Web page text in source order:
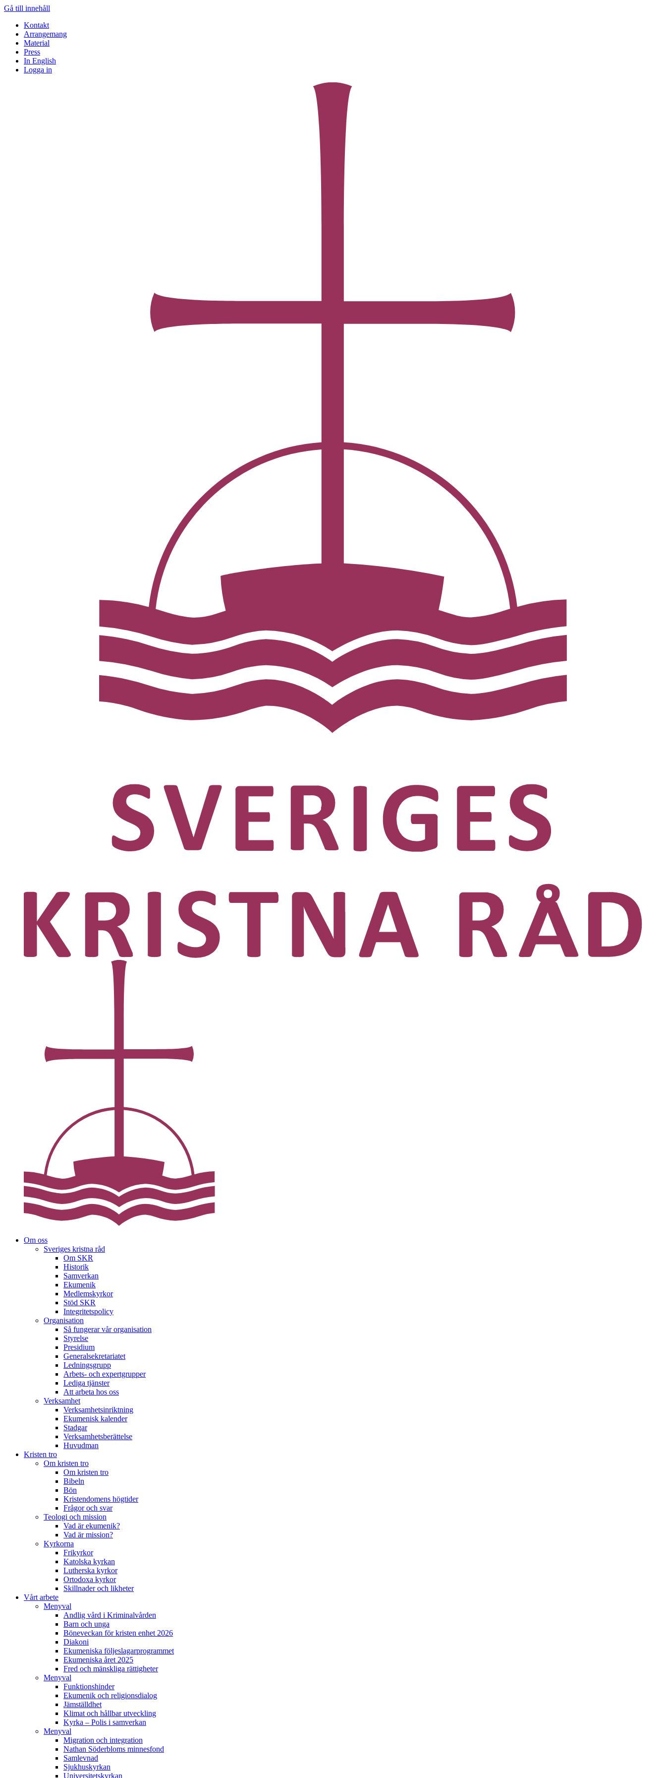
Gå till innehåll
Kontakt
Arrangemang
Material
Press
In English
Logga in
Om oss
Sveriges kristna råd
Om SKR
Historik
Samverkan
Ekumenik
Medlemskyrkor
Stöd SKR
Integritetspolicy
Organisation
Så fungerar vår organisation
Styrelse
Presidium
Generalsekretariatet
Ledningsgrupp
Arbets- och expertgrupper
Lediga tjänster
Att arbeta hos oss
Verksamhet
Verksamhetsinriktning
Ekumenisk kalender
Stadgar
Verksamhetsberättelse
Huvudman
Kristen tro
Om kristen tro
Om kristen tro
Bibeln
Bön
Kristendomens högtider
Frågor och svar
Teologi och mission
Vad är ekumenik?
Vad är mission?
Kyrkorna
Frikyrkor
Katolska kyrkan
Lutherska kyrkor
Ortodoxa kyrkor
Skillnader och likheter
Vårt arbete
Menyval
Andlig vård i Kriminalvården
Barn och unga
Böneveckan för kristen enhet 2026
Diakoni
Ekumeniska följeslagarprogrammet
Ekumeniska året 2025
Fred och mänskliga rättigheter
Menyval
Funktionshinder
Ekumenik och religionsdialog
Jämställdhet
Klimat och hållbar utveckling
Kyrka – Polis i samverkan
Menyval
Migration och integration
Nathan Söderbloms minnesfond
Samlevnad
Sjukhuskyrkan
Universitetskyrkan